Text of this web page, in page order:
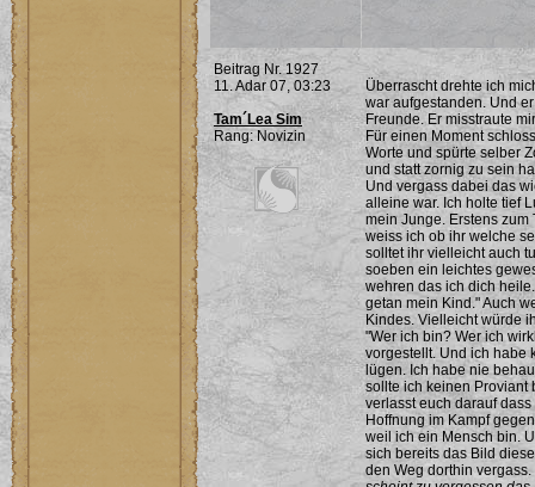
Beitrag Nr. 1927
11. Adar 07, 03:23
Tam´Lea Sim
Rang: Novizin
Überrascht drehte ich
war aufgestanden. Und
Freunde. Er misstraute
Für einen Moment
Worte und spürte selber
und statt zornig zu sein
Und vergass dabei das
alleine war. Ich holte tief
mein Junge. Erstens
weiss ich ob ihr welche
solltet ihr vielleicht auch
soeben ein leichtes
wehren das ich dich
getan mein Kind." Auch
Kindes. Vielleicht würde
"Wer ich bin? Wer ich
vorgestellt. Und ich habe
lügen. Ich habe nie
sollte ich keinen Proviant
verlasst euch darauf
Hoffnung im Kampf
weil ich ein Mensch bin.
sich bereits das Bild
den Weg dorthin vergass.